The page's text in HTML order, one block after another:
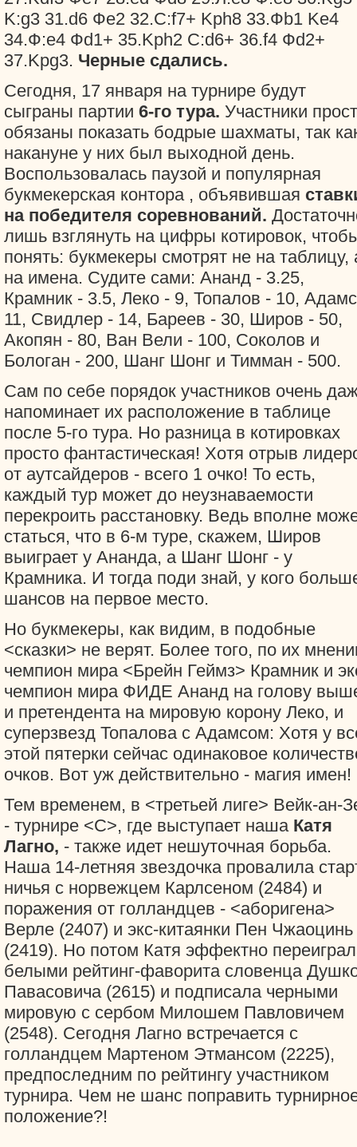
K:g3 31.d6 Фe2 32.С:f7+ Kрh8 33.Фb1 Ke4
34.Ф:e4 Фd1+ 35.Kрh2 С:d6+ 36.f4 Фd2+
37.Kрg3. Черные сдались.
Сегодня, 17 января на турнире будут
сыграны партии 6-го тура. Участники
обязаны показать бодрые шахматы, так
накануне у них был выходной день.
Воспользовалась паузой и популярная
букмекерская контора , объявившая
на победителя соревнований.
лишь взглянуть на цифры котировок,
понять: букмекеры смотрят не на таблицу,
на имена. Судите сами: Ананд - 3.25,
Крамник - 3.5, Леко - 9, Топалов - 10,
11, Свидлер - 14, Бареев - 30, Широв - 50,
Акопян - 80, Ван Вели - 100, Соколов и
Бологан - 200, Шанг Шонг и Тимман - 500.
Сам по себе порядок участников очень
напоминает их расположение в таблице
после 5-го тура. Но разница в котировках
просто фантастическая! Хотя отрыв
от аутсайдеров - всего 1 очко! То есть,
каждый тур может до неузнаваемости
перекроить расстановку. Ведь вполне
статься, что в 6-м туре, скажем, Широв
выиграет у Ананда, а Шанг Шонг - у
Крамника. И тогда поди знай, у кого
шансов на первое место.
Но букмекеры, как видим, в подобные
<сказки> не верят. Более того, по их
чемпион мира <Брейн Геймз> Крамник и
чемпион мира ФИДЕ Ананд на голову
и претендента на мировую корону Леко, и
суперзвезд Топалова с Адамсом: Хотя у
этой пятерки сейчас одинаковое
очков. Вот уж действительно - магия имен!
Тем временем, в <третьей лиге> Вейк-ан-
- турнире <С>, где выступает наша Катя
Лагно, - также идет нешуточная борьба.
Наша 14-летняя звездочка провалила
ничья с норвежцем Карлсеном (2484) и
поражения от голландцев - <аборигена>
Верле (2407) и экс-китаянки Пен Чжаоцинь
(2419). Но потом Катя эффектно
белыми рейтинг-фаворита словенца
Павасовича (2615) и подписала черными
мировую с сербом Милошем Павловичем
(2548). Сегодня Лагно встречается с
голландцем Мартеном Этмансом (2225),
предпоследним по рейтингу участником
турнира. Чем не шанс поправить
положение?!